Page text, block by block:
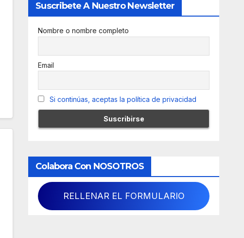
Suscribete A Nuestro Newsletter
Nombre o nombre completo
Email
Si continúas, aceptas la política de privacidad
Colabora Con NOSOTROS
RELLENAR EL FORMULARIO